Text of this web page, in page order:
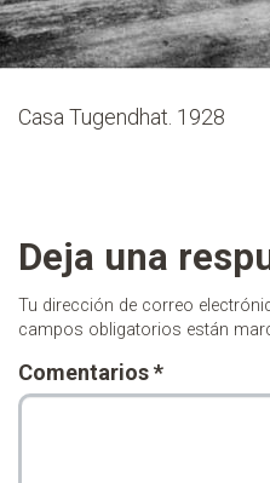
Casa Tugendhat. 1928
Deja una
Tu dirección de correo
campos obligatorios están
Comentarios*